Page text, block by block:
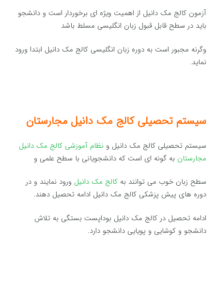
آزمون کالج مک دانیل از اهمیت ویژه ای برخوردار است و دانشجو
باید در سطح قابل قبول زبان انگلیسی مسلط باشد
وگرنه مجبور است به دوره زبان انگلیسی کالج مک دانیل ابتدا ورود
نماید.
سیستم تحصیلی کالج مک دانیل مجارستان
سیستم تحصیلی کالج مک دانیل و نظام آموزشی کالج مک دانیل
مجارستان به گونه ای است که دانشجویانی با سطح علمی و
سطح زبان خوب می توانند بهکالج مک دانیل ورود نمایند و در
دوره های پیش پزشکی کالج مک دانیل ادامه تحصیل دهند.
ادامه تحصیل در کالج مک دانیل بوداپست بستگی به تلاش
دانشجو و کوشایی و پویایی دانشجو دارد.